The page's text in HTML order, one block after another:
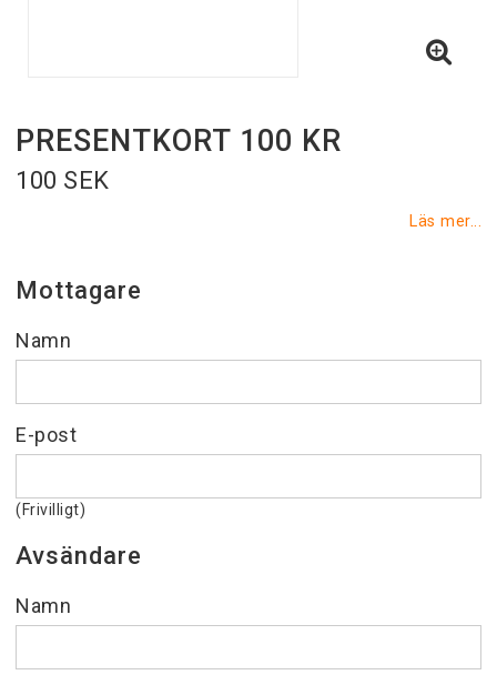
PRESENTKORT 100 KR
100 SEK
Läs mer...
Mottagare
Namn
E-post
(Frivilligt)
Avsändare
Namn